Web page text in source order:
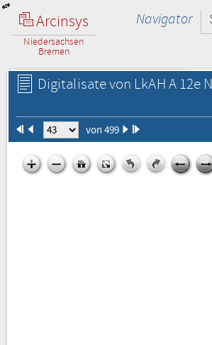
Arcinsys
Niedersachsen
Bremen
Navigator
Digitalisate von LkAH A 12e
von 499